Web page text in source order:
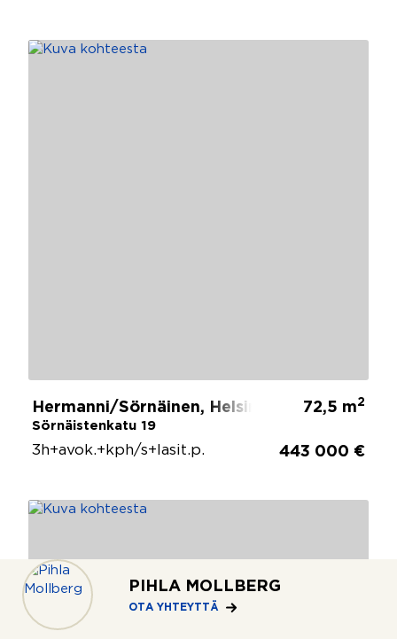
PIHLA MOLLBERG
OTA YHTEYTTÄ
Hermanni/Sörnäinen, Helsinki
Sörnäistenkatu 19
72,5 m2
3h+avok.+kph/s+lasit.p. 443 000 €